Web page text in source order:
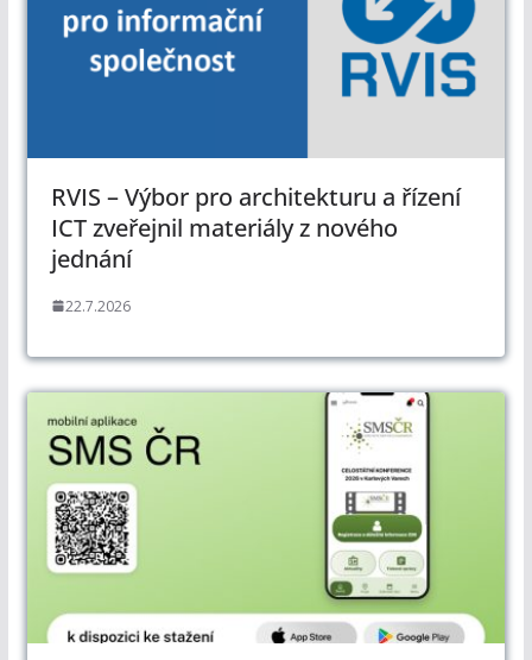
RVIS – Výbor pro architekturu a řízení
ICT zveřejnil materiály z nového
jednání
22.7.2026